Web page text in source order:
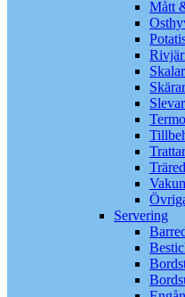
Mått
Trattar
Servering